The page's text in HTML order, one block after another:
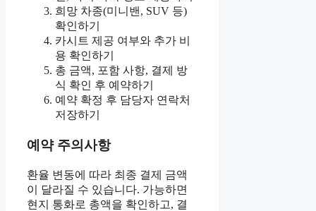
희망 차종(미니밴, SUV 등)
확인하기
카시트 제공 여부와 추가 비
용 확인하기
총 금액, 포함 사항, 결제 방
식 확인 후 예약하기
예약 확정 후 담당자 연락처
저장하기
예약 주의사항
환율 변동에 따라 최종 결제 금액
이 달라질 수 있습니다. 가능하면
현지 통화로 총액을 확인하고, 결